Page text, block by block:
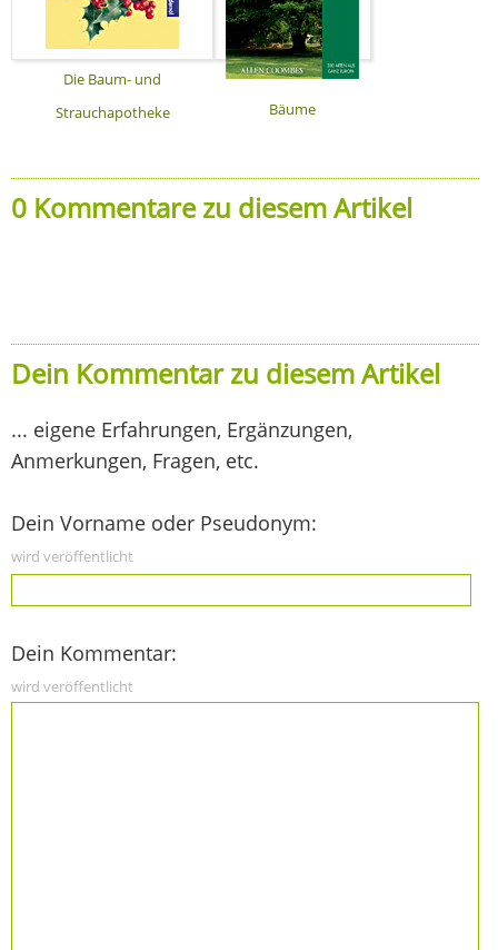
Die Baum- und
Strauchapotheke
Bäume
0 Kommentare zu diesem Artikel
Dein Kommentar zu diesem Artikel
... eigene Erfahrungen, Ergänzungen,
Anmerkungen, Fragen, etc.
Dein Vorname oder Pseudonym:
wird veröffentlicht
Dein Kommentar:
wird veröffentlicht